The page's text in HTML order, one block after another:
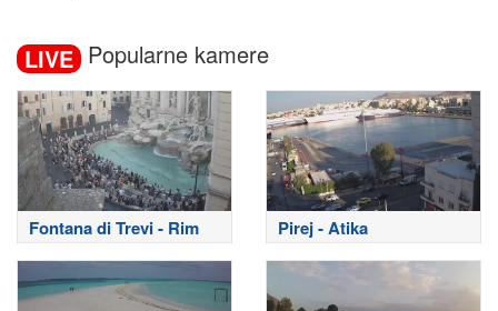
LIVE Popularne kamere
Fontana di Trevi - Rim Pirej - Atika